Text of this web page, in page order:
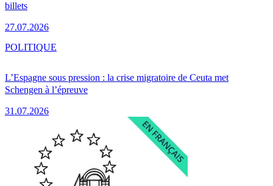
billets
27.07.2026
L’Espagne sous pression : la crise migratoire de Ceuta met
Schengen à l’épreuve
31.07.2026
POLITIQUE